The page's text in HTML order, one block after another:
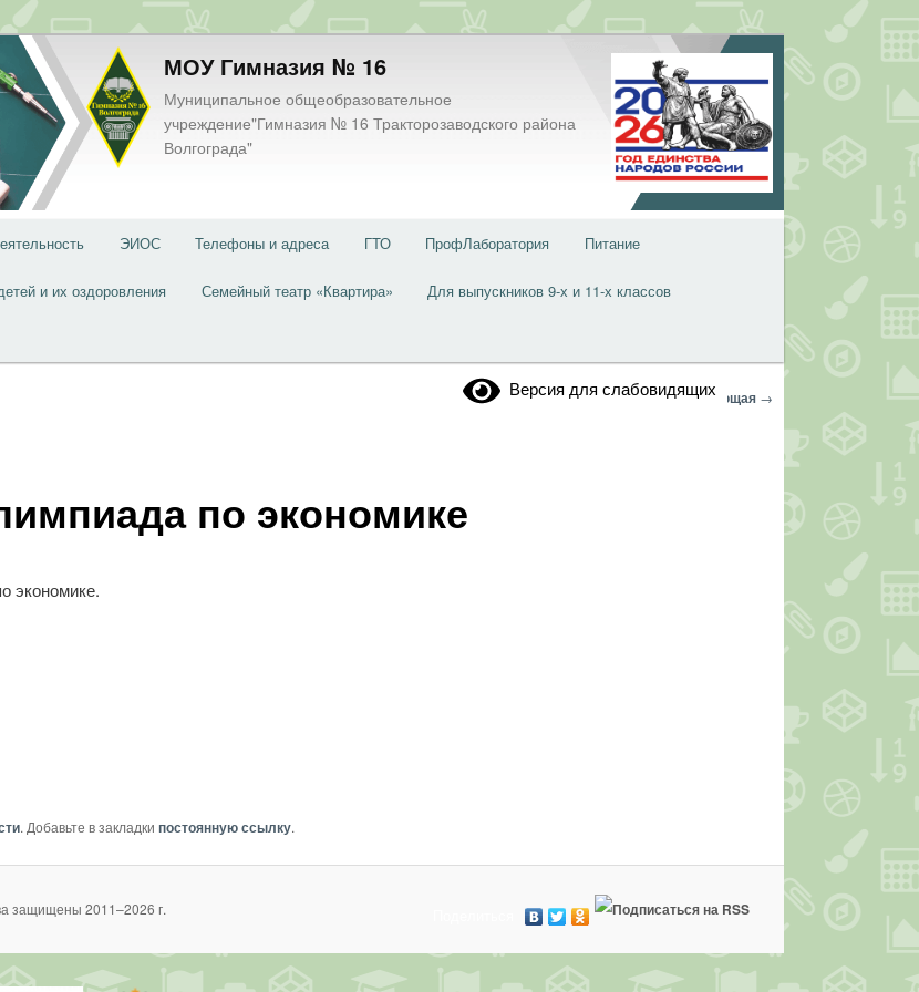
МОУ Гимназия № 16
Муниципальное общеобразовательное
учреждение"Гимназия № 16 Тракторозаводского района
Волгограда"
ЭИОС Телефоны и адреса ГТО ПрофЛаборатория Питание
и их оздоровления Семейный театр «Квартира» Для выпускников 9-х и 11-х классов
Версия для слабовидящих
Навигация
← Предыдущая Следующая →
по экономике
экономике.
. Добавьте в закладки постоянную ссылку.
защищены 2011–2026 г.